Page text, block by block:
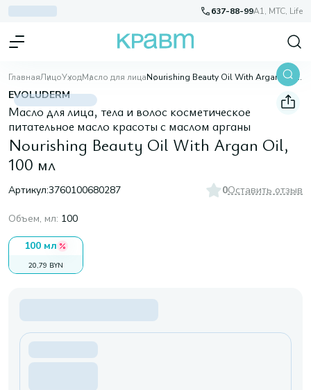
637-88-99A1, МТС, Life
ГлавнаяЛицоУходМасло для лица Nourishing Beauty Oil With Argan Oil, 100 мл
EVOLUDERM
Масло для лица, тела и волос косметическое
питательное масло красоты с маслом арганы
Nourishing Beauty Oil With Argan Oil,
100 мл
Артикул:3760100680287 0Оставить отзыв
Объем, мл: 100
100 мл
20,79 BYN